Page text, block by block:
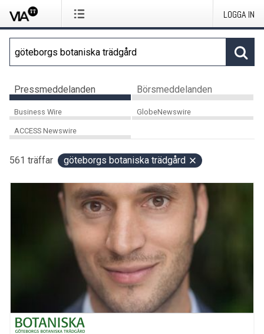
LOGGA IN
Pressmeddelanden Börsmeddelanden
Business Wire GlobeNewswire
ACCESS Newswire
561 träffar göteborgs botaniska trädgård